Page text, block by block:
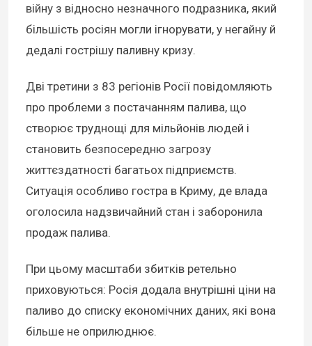
війну з відносно незначного подразника, який
більшість росіян могли ігнорувати, у негайну й
дедалі гострішу паливну кризу.
Дві третини з 83 регіонів Росії повідомляють
про проблеми з постачанням палива, що
створює труднощі для мільйонів людей і
становить безпосередню загрозу
життєздатності багатьох підприємств.
Ситуація особливо гостра в Криму, де влада
оголосила надзвичайний стан і заборонила
продаж палива.
При цьому масштаби збитків ретельно
приховуються: Росія додала внутрішні ціни на
паливо до списку економічних даних, які вона
більше не оприлюднює.